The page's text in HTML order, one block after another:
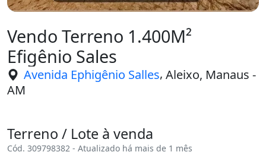
Vendo Terreno 1.400M²
Efigênio Sales
Avenida Ephigênio Salles, Aleixo, Manaus -
AM
Terreno / Lote à venda
Cód. 309798382 - Atualizado há mais de 1 mês